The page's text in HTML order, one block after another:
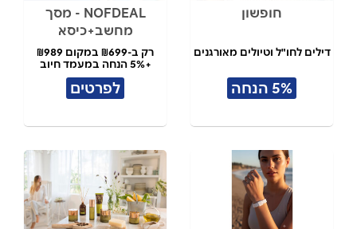
חופשון
דילים לחו"ל וטיולים מאורגנים
5% הנחה
NOFDEAL - מסך
מחשב+כיסא
רק ב-₪699 במקום ₪989
+5% הנחה במעמד חיוב
לפרטים